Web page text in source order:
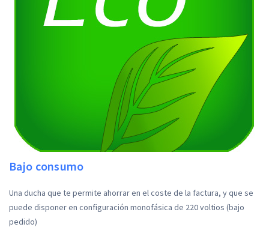
Bajo consumo
Una ducha que te permite ahorrar en el coste de la factura, y que se
puede disponer en configuración monofásica de 220 voltios (bajo
pedido)